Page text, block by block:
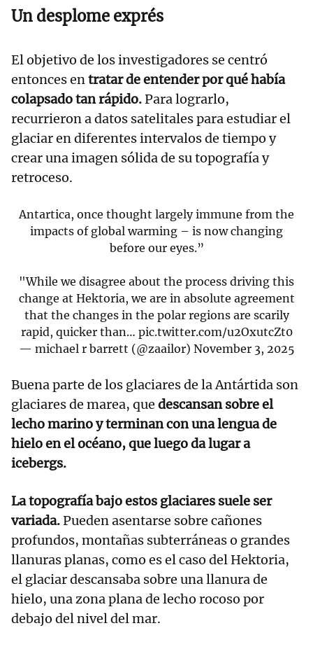
Un desplome exprés
El objetivo de los investigadores se centró
entonces entratar de entender por qué había
colapsado tan rápido.Para lograrlo,
recurrieron a datos satelitales para estudiar el
glaciar en diferentes intervalos de tiempo y
crear una imagen sólida de su topografía y
retroceso.
Antartica, once thought largely immune from the
impacts of global warming – is now changing
before our eyes.”
"While we disagree about the process driving this
change at Hektoria, we are in absolute agreement
that the changes in the polar regions are scarily
rapid, quicker than… pic.twitter.com/u2OxutcZt0
— michael r barrett (@zaailor) November 3, 2025
Buena parte de los glaciares de la Antártida son
glaciares de marea, que descansan sobre el
lecho marino y terminan con una lengua de
hielo en el océano, que luego da lugar a
icebergs.
La topografía bajo estos glaciares suele ser
variada.Pueden asentarse sobre cañones
profundos, montañas subterráneas o grandes
llanuras planas, como es el caso del Hektoria,
el glaciar descansaba sobre una llanura de
hielo, una zona plana de lecho rocoso por
debajo del nivel del mar.